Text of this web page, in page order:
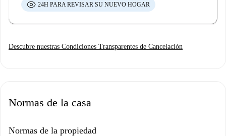
24H PARA REVISAR SU NUEVO HOGAR
Descubre nuestras Condiciones Transparentes de Cancelación
Normas de la casa
Normas de la propiedad